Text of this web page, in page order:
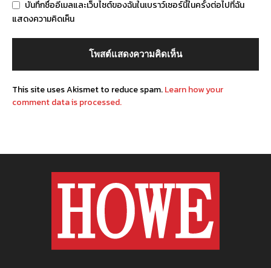
บันทึกชื่ออีเมลและเว็บไซต์ของฉันในเบราว์เซอร์นี้ในครั้งต่อไปที่ฉัน
แสดงความคิดเห็น
This site uses Akismet to reduce spam.Learn how your
comment data is processed.